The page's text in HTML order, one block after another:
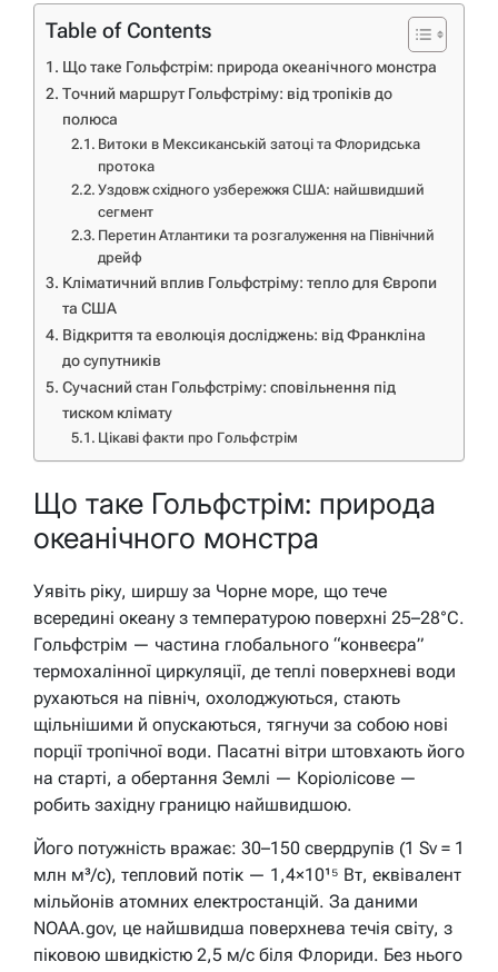
Table of Contents
Що таке Гольфстрім: природа океанічного монстра
Точний маршрут Гольфстріму: від тропіків до
полюса
Витоки в Мексиканській затоці та Флоридська
протока
Уздовж східного узбережжя США: найшвидший
сегмент
Перетин Атлантики та розгалуження на Північний
дрейф
Кліматичний вплив Гольфстріму: тепло для Європи
та США
Відкриття та еволюція досліджень: від Франкліна
до супутників
Сучасний стан Гольфстріму: сповільнення під
тиском клімату
Цікаві факти про Гольфстрім
Що таке Гольфстрім: природа
океанічного монстра
Уявіть ріку, ширшу за Чорне море, що тече
всередині океану з температурою поверхні 25–28°C.
Гольфстрім — частина глобального “конвеєра”
термохалінної циркуляції, де теплі поверхневі води
рухаються на північ, охолоджуються, стають
щільнішими й опускаються, тягнучи за собою нові
порції тропічної води. Пасатні вітри штовхають його
на старті, а обертання Землі — Коріолісове —
робить західну границю найшвидшою.
Його потужність вражає: 30–150 свердрупів (1 Sv = 1
млн м³/с), тепловий потік — 1,4×10¹⁵ Вт, еквівалент
мільйонів атомних електростанцій. За даними
NOAA.gov, це найшвидша поверхнева течія світу, з
піковою швидкістю 2,5 м/с біля Флориди. Без нього